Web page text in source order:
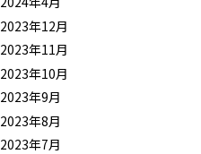
2023年12月
2023年11月
2023年10月
2023年9月
2023年8月
2023年7月